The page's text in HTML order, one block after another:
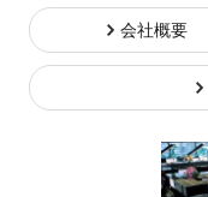
会社概要